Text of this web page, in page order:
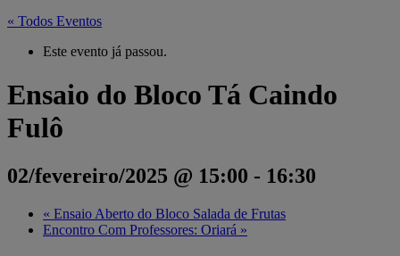
« Todos Eventos
Este evento já passou.
Ensaio do Bloco Tá Caindo
Fulô
02/fevereiro/2025 @ 15:00 - 16:30
« Ensaio Aberto do Bloco Salada de Frutas
Encontro Com Professores: Oriará »